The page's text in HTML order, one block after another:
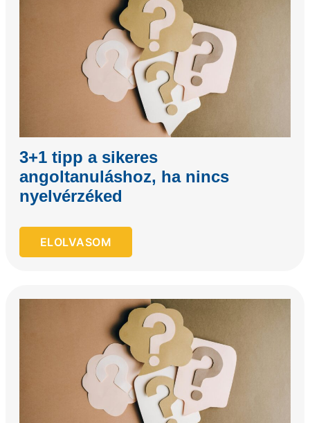
3+1 tipp a sikeres
angoltanuláshoz, ha nincs
nyelvérzéked
ELOLVASOM